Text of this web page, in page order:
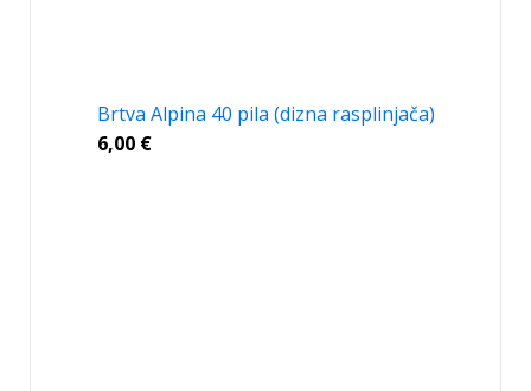
Brtva Alpina 40 pila (dizna rasplinjača)
6,00 €